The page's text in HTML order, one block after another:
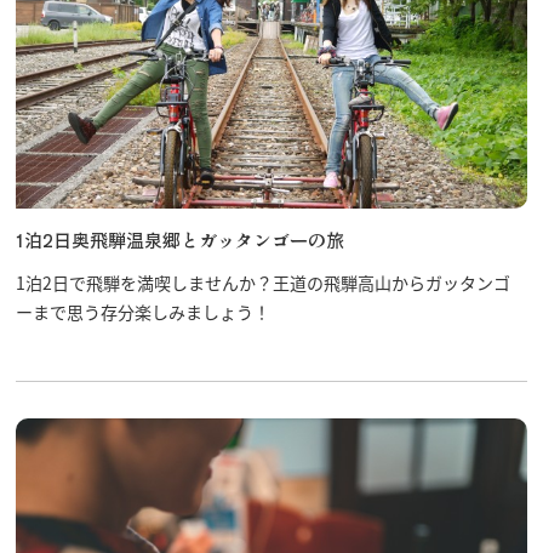
1泊2日奥飛騨温泉郷とガッタンゴーの旅
1泊2日で飛騨を満喫しませんか？王道の飛騨高山からガッタンゴ
ーまで思う存分楽しみましょう！